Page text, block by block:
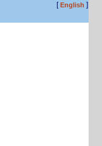
[English ]